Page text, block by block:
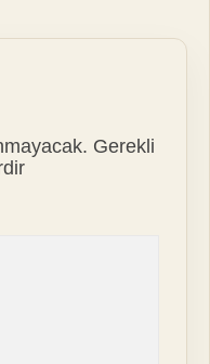
Gerekli